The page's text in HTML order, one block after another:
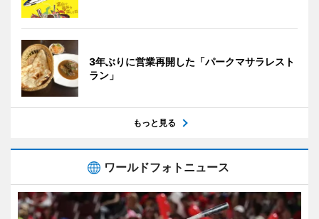
3年ぶりに営業再開した「パークマサラレスト
ラン」
もっと見る
ワールドフォトニュース